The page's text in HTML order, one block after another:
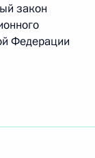
закон
Федерации